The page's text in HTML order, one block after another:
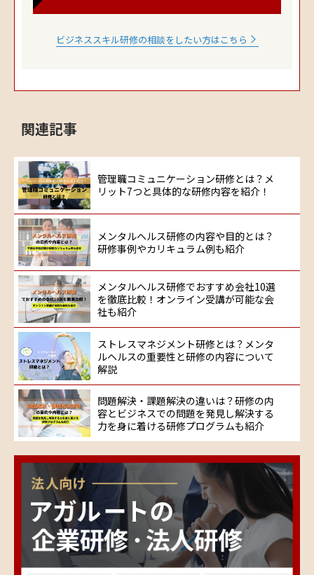
ビジネススキル研修の相談をしたい方はこちら
関連記事
管理職コミュニケーション研修とは？メ
リット7つと具体的な研修内容を紹介！
メンタルヘルス研修の内容や目的とは？
研修事例やカリキュラム例も紹介
メンタルヘルス研修でおすすめ会社10選
を徹底比較！オンライン受講が可能な会
社も紹介
ストレスマネジメント研修とは？メンタ
ルヘルスの重要性と研修の内容について
解説
問題解決・課題解決の違いは？研修の内
容とビジネスでの問題を発見し解決する
力を身に着ける研修プログラムも紹介